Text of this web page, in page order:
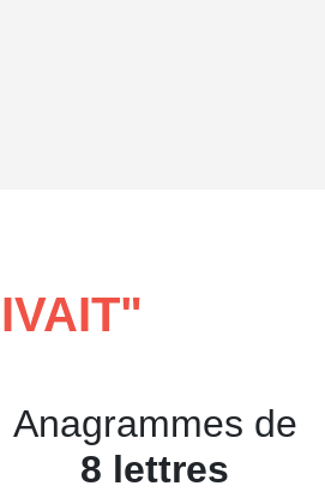
"
Anagrammes de
8 lettres